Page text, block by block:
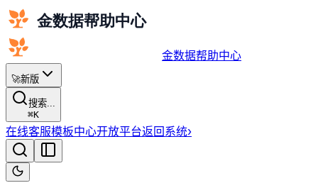
金数据帮助中心
🚀新版
搜索...
⌘K
在线客服模板中心开放平台返回系统›